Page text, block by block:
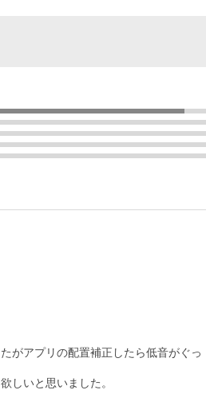
がアプリの配置補正したら低音がぐっ
しいと思いました。